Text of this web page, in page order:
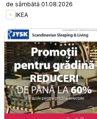
de sâmbătă 01.08.2026
IKEA